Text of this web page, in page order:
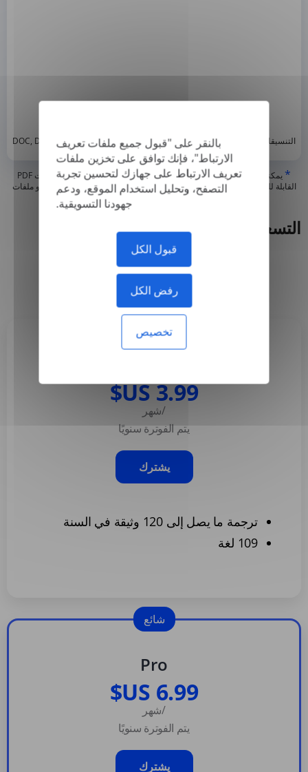
بالنقر على "قبول جميع ملفات تعريف
الارتباط"، فإنك توافق على تخزين ملفات
تعريف الارتباط على جهازك لتحسين تجربة
التصفح، وتحليل استخدام الموقع، ودعم
جهودنا التسويقية.
قبول الكل
رفض الكل
تخصيص
التنسيقات المدعومة: DOC, DOCX, ODT, PDF *, CSV, PPTX, XLSX, XLS, RTF, TXT
*
يمكننا فقط ترجمة ملفات PDF "الحقيقية" أو التي تم إنشاؤها رقميًا وملفات PDF
القابلة للبحث، ولكن لا يمكننا ترجمة ملفات PDF "المحتوية على صورة فقط" أو ملفات
PDF الممسوحة ضوئيًا
التسعير
شهريا سنوي
‏3.99 US$
/شهر
يتم الفوترة سنويًا
يشترك
ترجمة ما يصل إلى 120 وثيقة في السنة
109 لغة
Pro
/شهر
يتم الفوترة سنويًا
يشترك
شائع